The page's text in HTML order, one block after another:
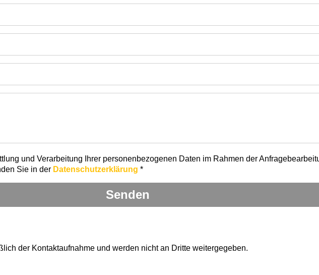
und Verarbeitung Ihrer personenbezogenen Daten im Rahmen der
Sie in der Datenschutzerklärung *
der Kontaktaufnahme und werden nicht an Dritte weitergegeben.